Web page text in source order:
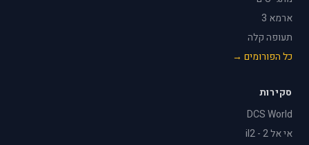
ארמא 3
תעופה קלה
כל הפורומים →
סקירות
DCS World
אי אל 2 - il2